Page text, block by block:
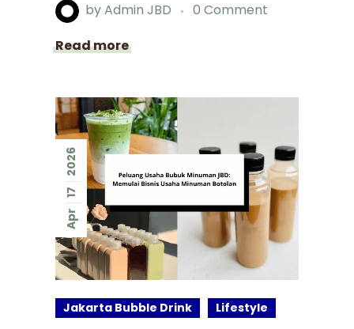
byAdmin JBD
0 Comment
Read more
Apr
17
2026
Jakarta Bubble Drink Lifestyle